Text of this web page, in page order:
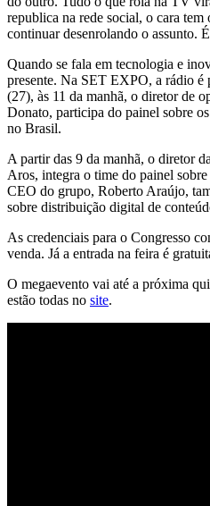
republica na rede social, o cara tem
continuar desenrolando o assunto.
Quando se fala em tecnologia e
presente. Na SET EXPO, a rádio é
(27), às 11 da manhã, o diretor de
Donato, participa do painel sobre
no Brasil.
A partir das 9 da manhã, o diretor
Aros, integra o time do painel
CEO do grupo, Roberto Araújo,
sobre distribuição digital de
As credenciais para o Congresso
venda. Já a entrada na feira é
O megaevento vai até a próxima
estão todas no site.